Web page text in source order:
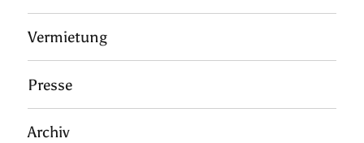
Vermietung
Presse
Archiv